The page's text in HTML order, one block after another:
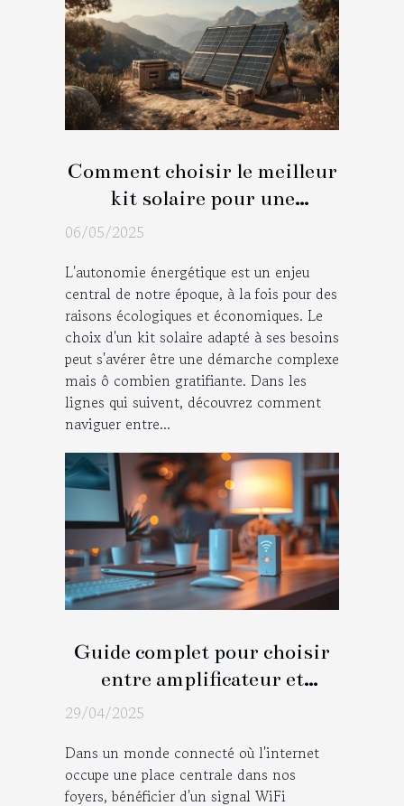
Comment choisir le meilleur
kit solaire pour une
autonomie énergétique
06/05/2025
L'autonomie énergétique est un enjeu
central de notre époque, à la fois pour des
raisons écologiques et économiques. Le
choix d'un kit solaire adapté à ses besoins
peut s'avérer être une démarche complexe
mais ô combien gratifiante. Dans les
lignes qui suivent, découvrez comment
naviguer entre...
Guide complet pour choisir
entre amplificateur et
répétiteur WiFi à la maison
29/04/2025
Dans un monde connecté où l'internet
occupe une place centrale dans nos
foyers, bénéficier d'un signal WiFi